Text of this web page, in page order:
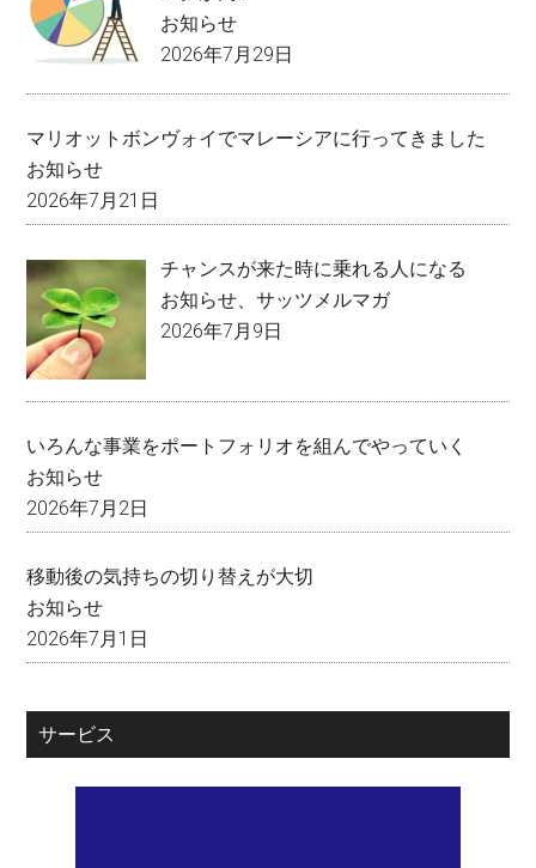
お知らせ
2026年7月29日
マリオットボンヴォイでマレーシアに行ってきました
お知らせ
2026年7月21日
チャンスが来た時に乗れる人になる
お知らせ、サッツメルマガ
2026年7月9日
いろんな事業をポートフォリオを組んでやっていく
お知らせ
2026年7月2日
移動後の気持ちの切り替えが大切
お知らせ
2026年7月1日
サービス